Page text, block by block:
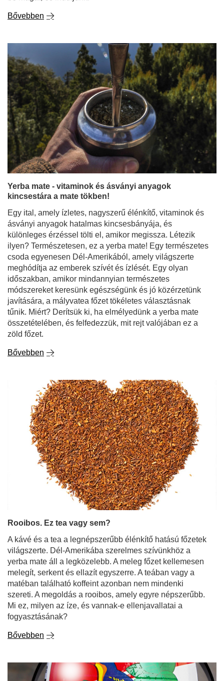
Bővebben
Yerba mate - vitaminok és ásványi anyagok
kincsestára a mate tökben!
Egy ital, amely ízletes, nagyszerű élénkítő, vitaminok és
ásványi anyagok hatalmas kincsesbányája, és
különleges érzéssel tölti el, amikor megissza. Létezik
ilyen? Természetesen, ez a yerba mate! Egy természetes
csoda egyenesen Dél-Amerikából, amely világszerte
meghódítja az emberek szívét és ízlését. Egy olyan
időszakban, amikor mindannyian természetes
módszereket keresünk egészségünk és jó közérzetünk
javítására, a mályvatea főzet tökéletes választásnak
tűnik. Miért? Derítsük ki, ha elmélyedünk a yerba mate
összetételében, és felfedezzük, mit rejt valójában ez a
zöld főzet.
Bővebben
Rooibos. Ez tea vagy sem?
A kávé és a tea a legnépszerűbb élénkítő hatású főzetek
világszerte. Dél-Amerikába szerelmes szívünkhöz a
yerba mate áll a legközelebb. A meleg főzet kellemesen
melegít, serkent és ellazít egyszerre. A teában vagy a
matéban található koffeint azonban nem mindenki
szereti. A megoldás a rooibos, amely egyre népszerűbb.
Mi ez, milyen az íze, és vannak-e ellenjavallatai a
fogyasztásának?
Bővebben